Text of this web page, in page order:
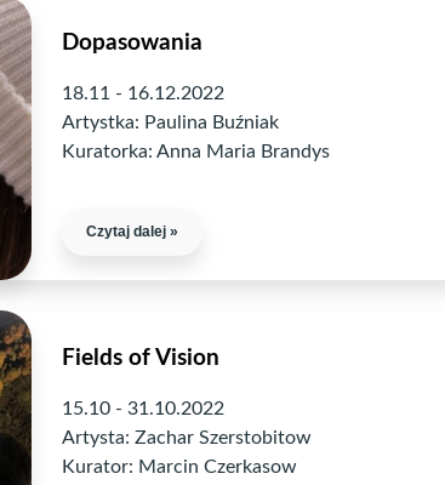
Dopasowania
18.11 - 16.12.2022
Artystka: Paulina Buźniak
Kuratorka: Anna Maria Brandys
Czytaj dalej »
Fields of Vision
15.10 - 31.10.2022
Artysta: Zachar Szerstobitow
Kurator: Marcin Czerkasow